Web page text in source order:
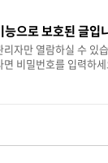
능으로 보호된 글입
리자만 열람하실 수 있
면 비밀번호를 입력하